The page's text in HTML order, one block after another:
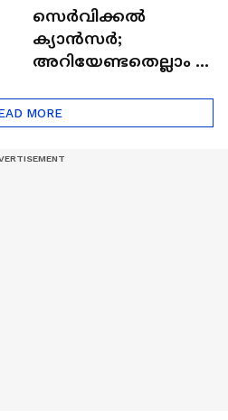
|
സെർവിക്കൽ
ക്യാൻസർ;
അറിയേണ്ടതെല്ലാം |
Cancer
MORE